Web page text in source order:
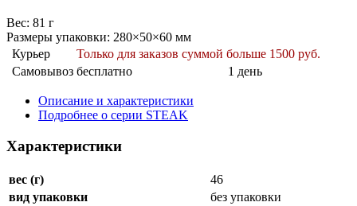
Веc: 81 г
Размеры упаковки: 280×50×60 мм
Курьер
Только для заказов суммой больше 1500 руб.
Самовывоз бесплатно 1 день
Описание и характеристики
Подробнее о серии STEAK
Характеристики
вес (г)
46
вид упаковки
без упаковки